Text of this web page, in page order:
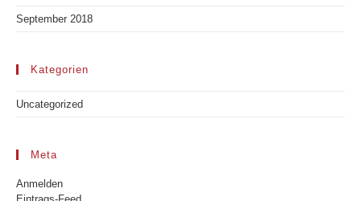
September 2018
Kategorien
Uncategorized
Meta
Anmelden